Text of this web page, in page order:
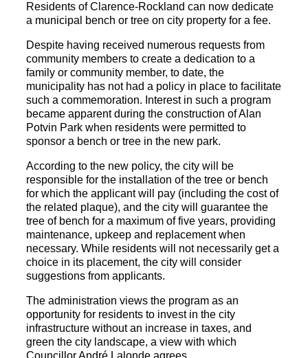
Residents of Clarence-Rockland can now dedicate
a municipal bench or tree on city property for a fee.
Despite having received numerous requests from
community members to create a dedication to a
family or community member, to date, the
municipality has not had a policy in place to facilitate
such a commemoration. Interest in such a program
became apparent during the construction of Alan
Potvin Park when residents were permitted to
sponsor a bench or tree in the new park.
According to the new policy, the city will be
responsible for the installation of the tree or bench
for which the applicant will pay (including the cost of
the related plaque), and the city will guarantee the
tree of bench for a maximum of five years, providing
maintenance, upkeep and replacement when
necessary. While residents will not necessarily get a
choice in its placement, the city will consider
suggestions from applicants.
The administration views the program as an
opportunity for residents to invest in the city
infrastructure without an increase in taxes, and
green the city landscape, a view with which
Councillor André Lalonde agrees.